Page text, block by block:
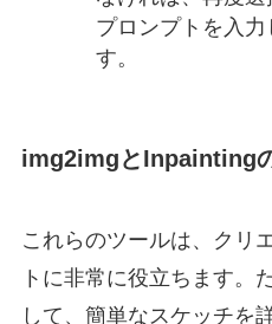
プロンプトを入
す。
img2imgとInpainting
これらのツールは、クリ
トに非常に役立ちます。
して、簡単なスケッチを